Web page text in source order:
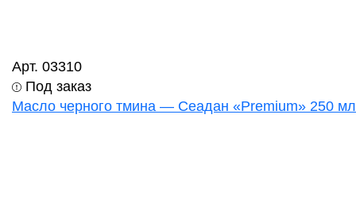
Арт. 03310
Под заказ
Масло черного тмина — Сеадан «Premium» 250 мл